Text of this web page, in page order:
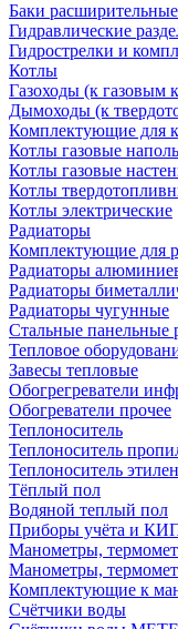
Баки
Гидравлические
Гидрострелки и
Котлы
Газоходы (к газовым
Дымоходы (к
Комплектующие для
Котлы газовые
Котлы газовые
Котлы
Котлы электрические
Радиаторы
Комплектующие для
Радиаторы
Радиаторы
Радиаторы чугунные
Стальные панельные
Тепловое
Завесы тепловые
Обогрегреватели
Обогреватели прочее
Теплоноситель
Теплоноситель
Теплоноситель
Тёплый пол
Водяной теплый пол
Приборы учёта и
Манометры,
Манометры,
Комплектующие к
Счётчики воды